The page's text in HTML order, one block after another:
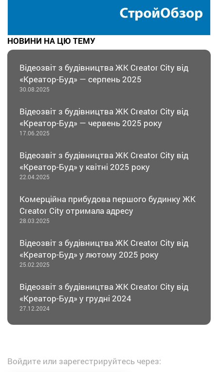
НОВИНИ НА ЦЮ ТЕМУ
Відеозвіт з будівництва ЖК Creator City від
«Креатор-Буд» — серпень 2025
30.08.2025
Відеозвіт з будівництва ЖК Creator City від
«Креатор-Буд» — червень 2025 року
17.06.2025
Відеозвіт з будівництва ЖК Creator City від
«Креатор-Буд» у квітні 2025 року
22.04.2025
Комерційна прибудова першого будинку ЖК
Creator City отримала адресу
28.03.2025
Відеозвіт з будівництва ЖК Creator City від
«Креатор-Буд» у лютому 2025 року
25.02.2025
Відеозвіт з будівництва ЖК Creator City від
«Креатор-Буд» у грудні 2024
27.12.2024
Войдите или зарегестрируйтесь через: